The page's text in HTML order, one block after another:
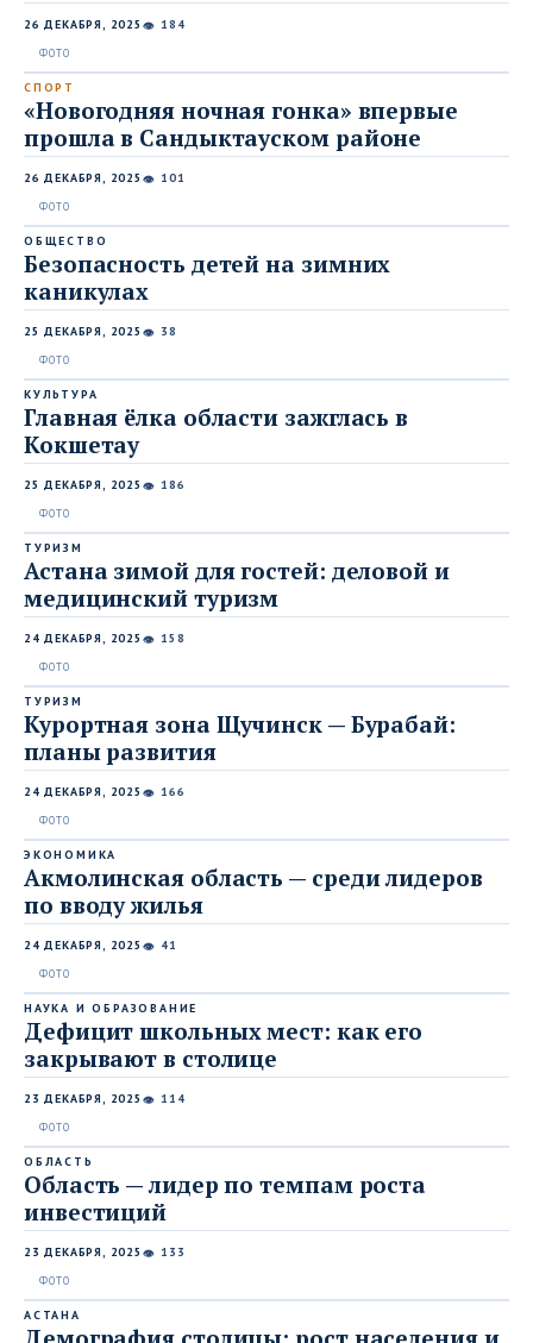
26 ДЕКАБРЯ, 2025 👁 184
СПОРТ
«Новогодняя ночная гонка» впервые
прошла в Сандыктауском районе
26 ДЕКАБРЯ, 2025 👁 101
ОБЩЕСТВО
Безопасность детей на зимних
каникулах
25 ДЕКАБРЯ, 2025 👁 38
КУЛЬТУРА
Главная ёлка области зажглась в
Кокшетау
25 ДЕКАБРЯ, 2025 👁 186
ТУРИЗМ
Астана зимой для гостей: деловой и
медицинский туризм
24 ДЕКАБРЯ, 2025 👁 158
ТУРИЗМ
Курортная зона Щучинск — Бурабай:
планы развития
24 ДЕКАБРЯ, 2025 👁 166
ЭКОНОМИКА
Акмолинская область — среди лидеров
по вводу жилья
24 ДЕКАБРЯ, 2025 👁 41
НАУКА И ОБРАЗОВАНИЕ
Дефицит школьных мест: как его
закрывают в столице
23 ДЕКАБРЯ, 2025 👁 114
ОБЛАСТЬ
Область — лидер по темпам роста
инвестиций
23 ДЕКАБРЯ, 2025 👁 133
АСТАНА